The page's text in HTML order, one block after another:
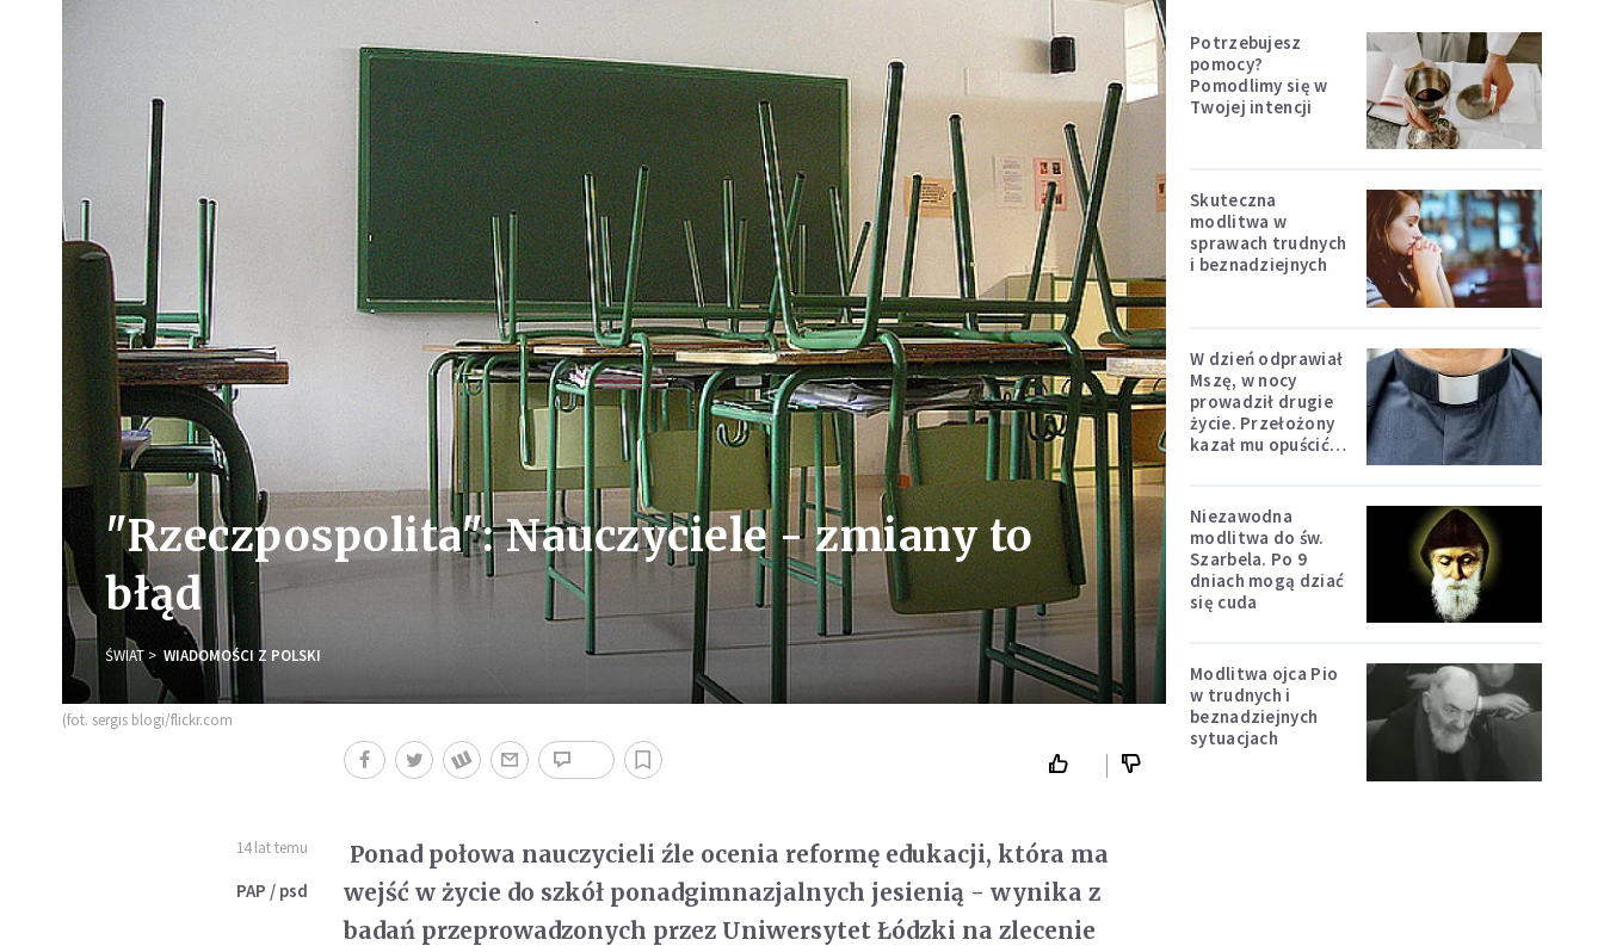
"Rzeczpospolita": Nauczyciele - zmiany to
błąd
ŚWIAT WIADOMOŚCI Z POLSKI
(fot. sergis blogi/flickr.com
14 lat temu
PAP / psd
Ponad połowa nauczycieli źle ocenia reformę edukacji, która ma
wejść w życie do szkół ponadgimnazjalnych jesienią - wynika z
badań przeprowadzonych przez Uniwersytet Łódzki na zlecenie
Potrzebujesz
pomocy?
Pomodlimy się w
Twojej intencji
Skuteczna
modlitwa w
sprawach trudnych
i beznadziejnych
W dzień odprawiał
Mszę, w nocy
prowadził drugie
życie. Przełożony
kazał mu opuścić
Niezawodna
modlitwa do św.
Szarbela. Po 9
dniach mogą dziać
się cuda
Modlitwa ojca Pio
w trudnych i
beznadziejnych
sytuacjach